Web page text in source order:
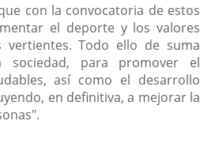
con la convocatoria de estos
el deporte y los valores
Todo ello de suma
sociedad, para promover el
así como el desarrollo
en definitiva, a mejorar la